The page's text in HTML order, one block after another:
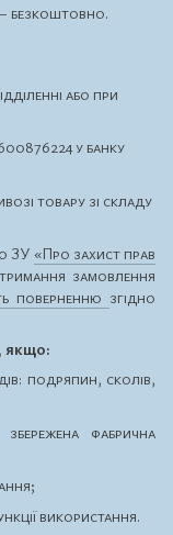
безкоштовно.
або при
у банку
товару зі складу
ЗУ «Про захист прав
замовлення
поверненню згідно
якщо:
подряпин, сколів,
фабрична
використання.